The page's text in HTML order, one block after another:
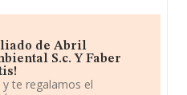
de Abril
S.c. Y Faber
te regalamos el